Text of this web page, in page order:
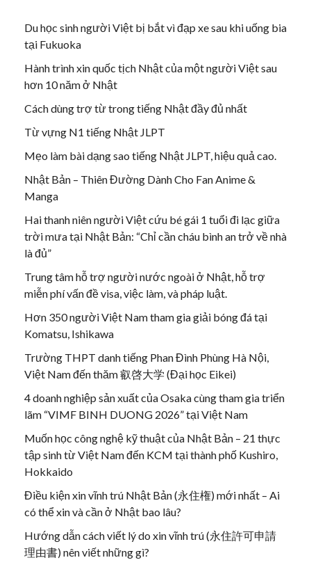
Du học sinh người Việt bị bắt vì đạp xe sau khi uống bia
tại Fukuoka
Hành trình xin quốc tịch Nhật của một người Việt sau
hơn 10 năm ở Nhật
Cách dùng trợ từ trong tiếng Nhật đầy đủ nhất
Từ vựng N1 tiếng Nhật JLPT
Mẹo làm bài dạng sao tiếng Nhật JLPT, hiệu quả cao.
Nhật Bản – Thiên Đường Dành Cho Fan Anime &
Manga
Hai thanh niên người Việt cứu bé gái 1 tuổi đi lạc giữa
trời mưa tại Nhật Bản: “Chỉ cần cháu bình an trở về nhà
là đủ”
Trung tâm hỗ trợ người nước ngoài ở Nhật, hỗ trợ
miễn phí vấn đề visa, việc làm, và pháp luật.
Hơn 350 người Việt Nam tham gia giải bóng đá tại
Komatsu, Ishikawa
Trường THPT danh tiếng Phan Đình Phùng Hà Nội,
Việt Nam đến thăm 叡啓大学 (Đại học Eikei)
4 doanh nghiệp sản xuất của Osaka cùng tham gia triển
lãm “VIMF BINH DUONG 2026” tại Việt Nam
Muốn học công nghệ kỹ thuật của Nhật Bản – 21 thực
tập sinh từ Việt Nam đến KCM tại thành phố Kushiro,
Hokkaido
Điều kiện xin vĩnh trú Nhật Bản (永住権) mới nhất – Ai
có thể xin và cần ở Nhật bao lâu?
Hướng dẫn cách viết lý do xin vĩnh trú (永住許可申請
理由書) nên viết những gì?